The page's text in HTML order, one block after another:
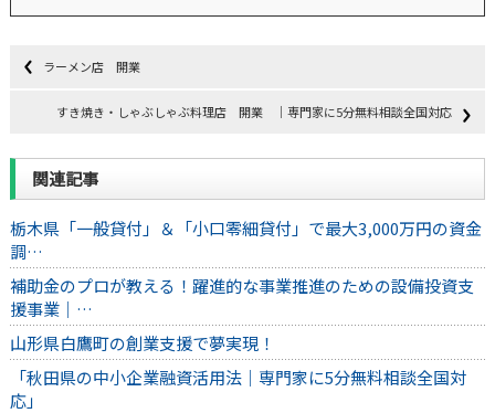
ラーメン店 開業
すき焼き・しゃぶしゃぶ料理店 開業 ｜専門家に5分無料相談全国対応
関連記事
栃木県「一般貸付」＆「小口零細貸付」で最大3,000万円の資金
調…
補助金のプロが教える！躍進的な事業推進のための設備投資支
援事業｜…
山形県白鷹町の創業支援で夢実現！
「秋田県の中小企業融資活用法｜専門家に5分無料相談全国対
応」